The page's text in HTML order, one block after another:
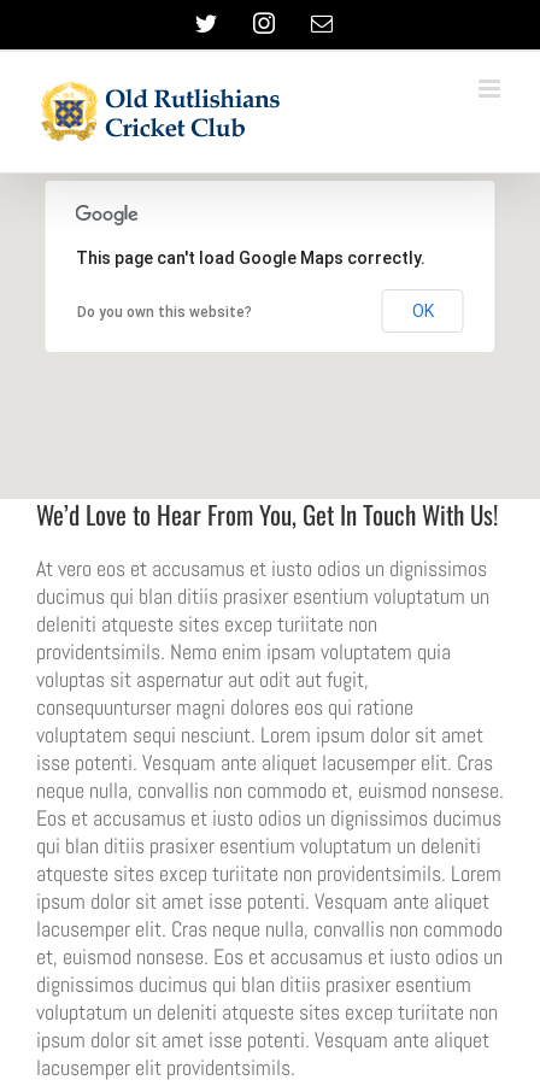
TwitterInstagramEmail
This page can't load Google Maps correctly.
Do you own this website? OK
We’d Love to Hear From You, Get In Touch With Us!
At vero eos et accusamus et iusto odios un dignissimos
ducimus qui blan ditiis prasixer esentium voluptatum un
deleniti atqueste sites excep turiitate non
providentsimils. Nemo enim ipsam voluptatem quia
voluptas sit aspernatur aut odit aut fugit,
consequunturser magni dolores eos qui ratione
voluptatem sequi nesciunt. Lorem ipsum dolor sit amet
isse potenti. Vesquam ante aliquet lacusemper elit. Cras
neque nulla, convallis non commodo et, euismod nonsese.
Eos et accusamus et iusto odios un dignissimos ducimus
qui blan ditiis prasixer esentium voluptatum un deleniti
atqueste sites excep turiitate non providentsimils. Lorem
ipsum dolor sit amet isse potenti. Vesquam ante aliquet
lacusemper elit. Cras neque nulla, convallis non commodo
et, euismod nonsese. Eos et accusamus et iusto odios un
dignissimos ducimus qui blan ditiis prasixer esentium
voluptatum un deleniti atqueste sites excep turiitate non
ipsum dolor sit amet isse potenti. Vesquam ante aliquet
lacusemper elit providentsimils.